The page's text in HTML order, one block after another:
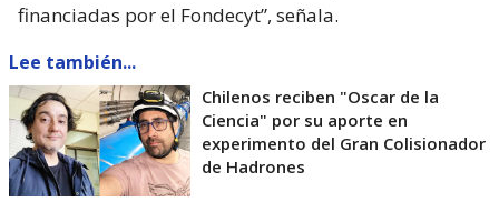
financiadas por el Fondecyt”, señala.
Lee también...
Chilenos reciben "Oscar de la
Ciencia" por su aporte en
experimento del Gran Colisionador
de Hadrones